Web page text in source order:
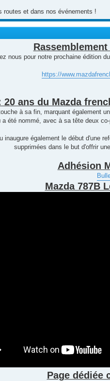
routes et dans nos événements !
Rassemblement
nous pour notre prochaine édition
https://
20 ans du Mazda
à sa fin, marquant également
a été nommé, avec à sa tête deux
inaugure également le début d'une
supprimées dans le but d'offrir
Adhésion
Mazda 787B
Page dédiée